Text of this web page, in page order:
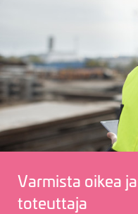
Varmista oikea
toteuttaja